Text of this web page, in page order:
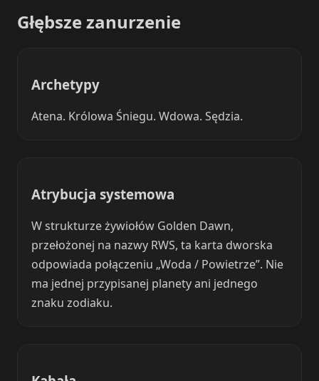
Głębsze zanurzenie
Archetypy
Atena. Królowa Śniegu. Wdowa. Sędzia.
Atrybucja systemowa
W strukturze żywiołów Golden Dawn,
przełożonej na nazwy RWS, ta karta dworska
odpowiada połączeniu „Woda / Powietrze”. Nie
ma jednej przypisanej planety ani jednego
znaku zodiaku.